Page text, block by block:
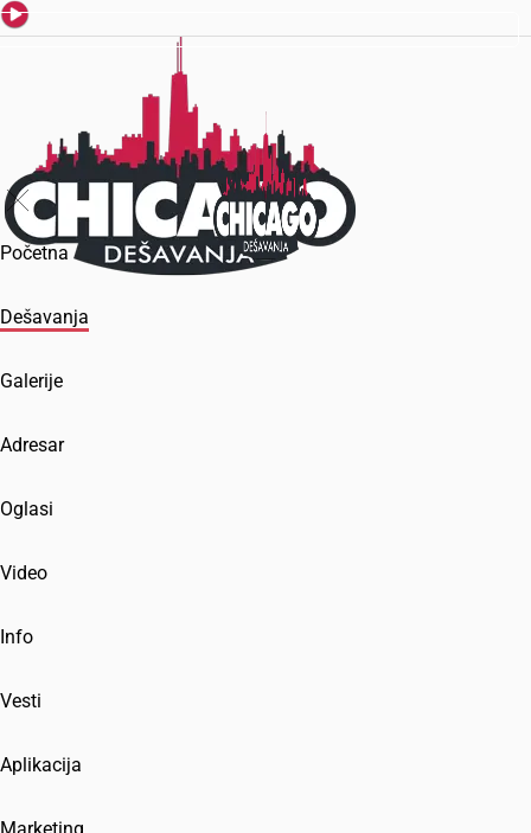
Početna
Dešavanja
Galerije
Adresar
Oglasi
Video
Info
Vesti
Aplikacija